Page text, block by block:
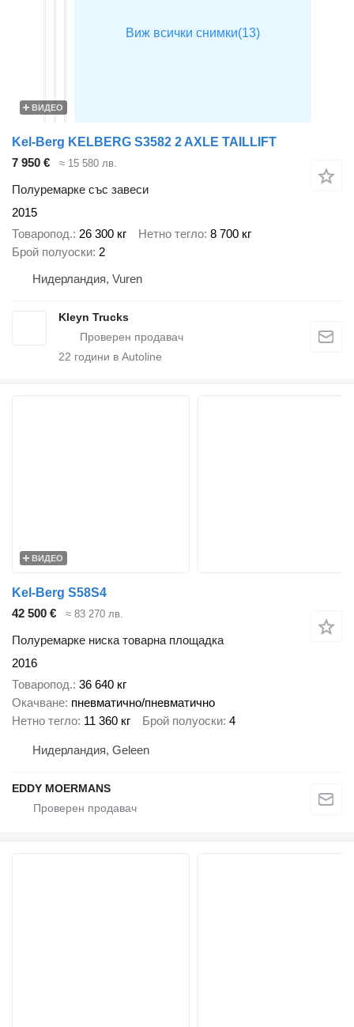
ВИДЕО
Kel-Berg KELBERG S3582 2 AXLE TAILLIFT
7 950 €
≈ 15 580 лв.
Полуремарке със завеси
2015
Товаропод. 26 300 кг Нетно тегло 8 700 кг
Брой полуоски 2
Нидерландия, Vuren
Kleyn Trucks
22 години в Autoline
ВИДЕО
Kel-Berg S58S4
42 500 €
≈ 83 270 лв.
Полуремарке ниска товарна площадка
2016
Товаропод. 36 640 кг
Окачване пневматично/пневматично
Нетно тегло 11 360 кг Брой полуоски 4
Нидерландия, Geleen
EDDY MOERMANS